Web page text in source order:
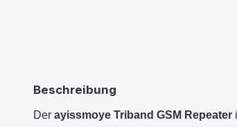
Beschreibung
Der ayissmoye Triband GSM Repeater